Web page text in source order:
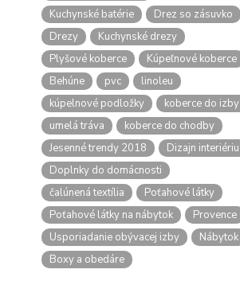
Kuchynské batérie
Drez so zásuvko
Drezy
Kuchynské drezy
Plyšové koberce
Kúpeľnové koberce
Behúne
pvc
linoleu
kúpelnové podložky
koberce do izby
umelá tráva
koberce do chodby
Jesenné trendy 2018
Dizajn interiériu
Doplnky do domácnosti
čalúnená textília
Poťahové látky
Poťahové látky na nábytok
Provence
Usporiadanie obývacej izby
Nábytok
Boxy a obedáre